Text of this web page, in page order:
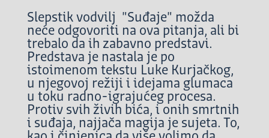
Slepstik vodvilj "Suđaje" možda
neće odgovoriti na ova pitanja, ali bi
trebalo da ih zabavno predstavi.
Predstava je nastala je po
istoimenom tekstu Luke Kurjačkog,
u njegovoj režiji i idejama glumaca
u toku radno-igrajućeg procesa.
Protiv svih živih bića, i onih smrtnih
i suđaja, najjača magija je sujeta. To,